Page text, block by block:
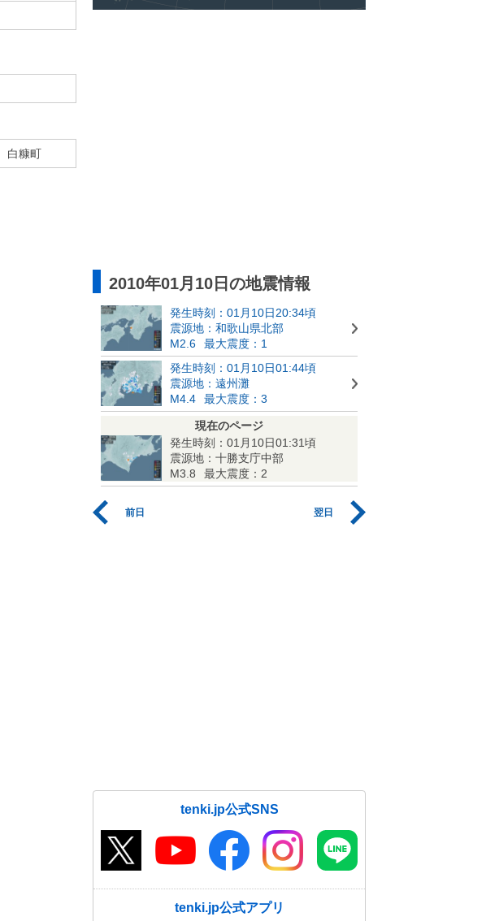
白糠町
2010年01月10日の地震情報
発生時刻：01月10日20:34頃
震源地：和歌山県北部
M2.6
最大震度：1
発生時刻：01月10日01:44頃
震源地：遠州灘
M4.4
最大震度：3
現在のページ
発生時刻：01月10日01:31頃
震源地：十勝支庁中部
M3.8
最大震度：2
前日 翌日
tenki.jp公式SNS
tenki.jp公式アプリ